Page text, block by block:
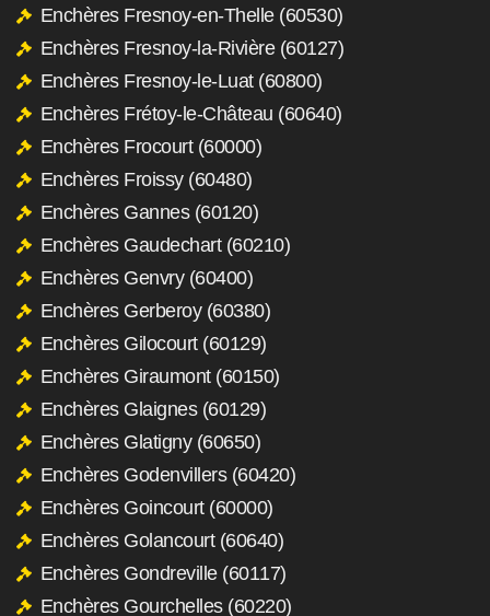
Enchères Fresnoy-en-Thelle (60530)
Enchères Fresnoy-la-Rivière (60127)
Enchères Fresnoy-le-Luat (60800)
Enchères Frétoy-le-Château (60640)
Enchères Frocourt (60000)
Enchères Froissy (60480)
Enchères Gannes (60120)
Enchères Gaudechart (60210)
Enchères Genvry (60400)
Enchères Gerberoy (60380)
Enchères Gilocourt (60129)
Enchères Giraumont (60150)
Enchères Glaignes (60129)
Enchères Glatigny (60650)
Enchères Godenvillers (60420)
Enchères Goincourt (60000)
Enchères Golancourt (60640)
Enchères Gondreville (60117)
Enchères Gourchelles (60220)